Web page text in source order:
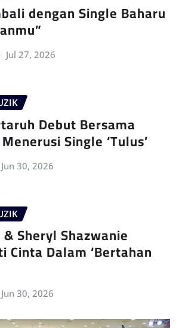
dengan Single Baharu
Jul 27, 2026
Debut Bersama
Single ‘Tulus’
Jun 30, 2026
Sheryl Shazwanie
Cinta Dalam ‘Bertahan
Jun 30, 2026